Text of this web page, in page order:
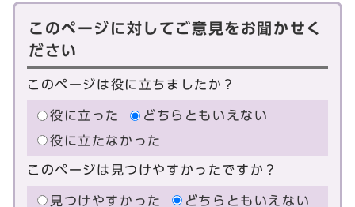
このページに対してご意見をお聞かせく
ださい
このページは役に立ちましたか？
役に立った
どちらともいえない
役に立たなかった
このページは見つけやすかったですか？
見つけやすかった どちらともいえない